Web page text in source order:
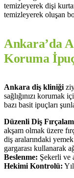
temizleyerek dişi
temizleyerek oluşan
Ankara’da
Koruma
Ankara diş kliniği
sağlığınızı korumak
bazı basit ipuçları
Düzenli Diş
akşam olmak üzere
diş aralarındaki
gargarası kullanarak
Beslenme: Şekerli ve
Hekimi Kontrolü: